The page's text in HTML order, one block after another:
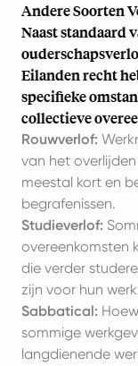
Andere Soorten
Naast standaard
Eilanden recht
specifieke
collectieve
Rouwverlof:
van het
meestal kort en
begrafenissen.
Studieverlof:
overeenkomsten
die verder
zijn voor hun
Sabbatical:
sommige
langdienende